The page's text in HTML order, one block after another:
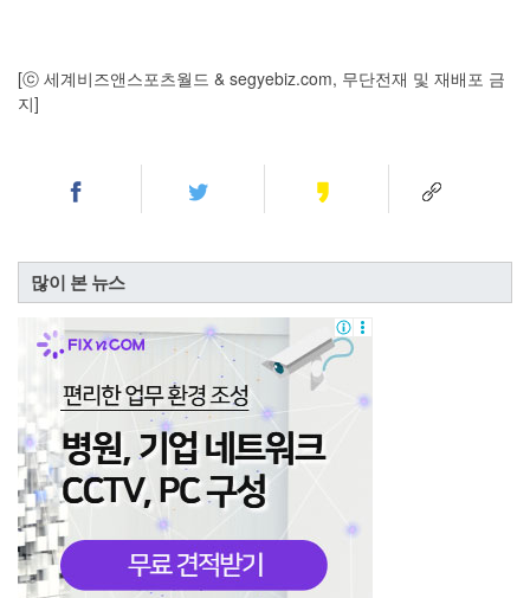
[ⓒ 세계비즈앤스포츠월드 & segyebiz.com, 무단전재 및 재배포 금
지]
많이 본 뉴스